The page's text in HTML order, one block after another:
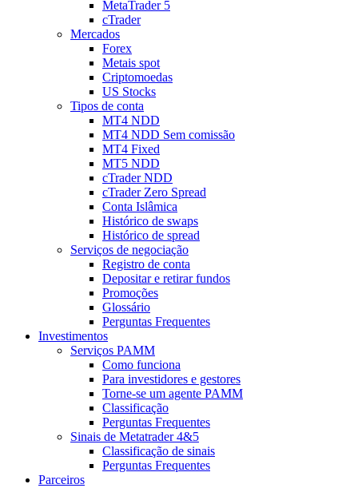
MetaTrader 5
cTrader
Mercados
Forex
Metais spot
Criptomoedas
US Stocks
Tipos de conta
MT4 NDD
MT4 NDD Sem comissão
MT4 Fixed
MT5 NDD
cTrader NDD
cTrader Zero Spread
Conta Islâmica
Histórico de swaps
Histórico de spread
Serviços de negociação
Registro de conta
Depositar e retirar fundos
Promoções
Glossário
Perguntas Frequentes
Investimentos
Serviços PAMM
Como funciona
Para investidores e gestores
Torne-se um agente PAMM
Classificação
Perguntas Frequentes
Sinais de Metatrader 4&5
Classificação de sinais
Perguntas Frequentes
Parceiros